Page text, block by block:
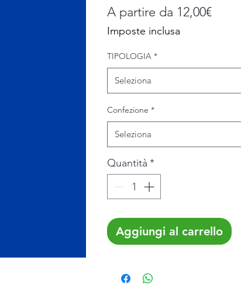
A partire da 12,00€Prezzo
Imposte inclusa
TIPOLOGIA *
Seleziona
Confezione *
Seleziona
Quantità *
Aggiungi al carrello